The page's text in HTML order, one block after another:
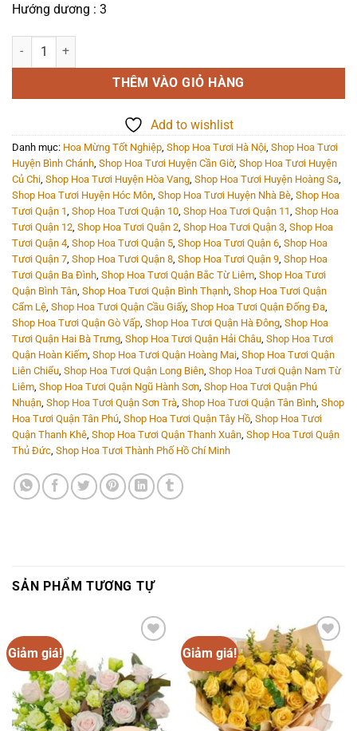
Hướng dương : 3
Hoa mừng tốt nghiệp - Just for you - 1204 số lượng
THÊM VÀO GIỎ HÀNG
Add to wishlist
Danh mục: Hoa Mừng Tốt Nghiệp, Shop Hoa Tươi Hà Nội, Shop Hoa Tươi
Huyện Bình Chánh, Shop Hoa Tươi Huyện Cần Giờ, Shop Hoa Tươi Huyện
Củ Chi, Shop Hoa Tươi Huyện Hòa Vang, Shop Hoa Tươi Huyện Hoàng Sa,
Shop Hoa Tươi Huyện Hóc Môn, Shop Hoa Tươi Huyện Nhà Bè, Shop Hoa
Tươi Quận 1, Shop Hoa Tươi Quận 10, Shop Hoa Tươi Quận 11, Shop Hoa
Tươi Quận 12, Shop Hoa Tươi Quận 2, Shop Hoa Tươi Quận 3, Shop Hoa
Tươi Quận 4, Shop Hoa Tươi Quận 5, Shop Hoa Tươi Quận 6, Shop Hoa
Tươi Quận 7, Shop Hoa Tươi Quận 8, Shop Hoa Tươi Quận 9, Shop Hoa
Tươi Quận Ba Đình, Shop Hoa Tươi Quận Bắc Từ Liêm, Shop Hoa Tươi
Quận Bình Tân, Shop Hoa Tươi Quận Bình Thạnh, Shop Hoa Tươi Quận
Cẩm Lệ, Shop Hoa Tươi Quận Cầu Giấy, Shop Hoa Tươi Quận Đống Đa,
Shop Hoa Tươi Quận Gò Vấp, Shop Hoa Tươi Quận Hà Đông, Shop Hoa
Tươi Quận Hai Bà Trưng, Shop Hoa Tươi Quận Hải Châu, Shop Hoa Tươi
Quận Hoàn Kiếm, Shop Hoa Tươi Quận Hoàng Mai, Shop Hoa Tươi Quận
Liên Chiểu, Shop Hoa Tươi Quận Long Biên, Shop Hoa Tươi Quận Nam Từ
Liêm, Shop Hoa Tươi Quận Ngũ Hành Sơn, Shop Hoa Tươi Quận Phú
Nhuận, Shop Hoa Tươi Quận Sơn Trà, Shop Hoa Tươi Quận Tân Bình, Shop
Hoa Tươi Quận Tân Phú, Shop Hoa Tươi Quận Tây Hồ, Shop Hoa Tươi
Quận Thanh Khê, Shop Hoa Tươi Quận Thanh Xuân, Shop Hoa Tươi Quận
Thủ Đức, Shop Hoa Tươi Thành Phố Hồ Chí Minh
SẢN PHẨM TƯƠNG TỰ
Giảm giá!
Add to
wishlist
Giảm giá!
Add to
wishlist